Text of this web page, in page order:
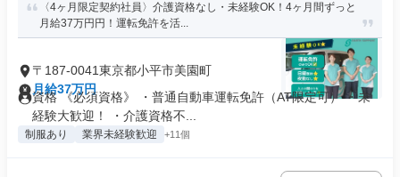
〈4ヶ月限定契約社員〉介護資格なし・未経験OK！4ヶ月間ずっと
月給37万円円！運転免許を活...
〒187-0041東京都小平市美園町
月給37万円
資格 《必須資格》 ・普通自動車運転免許（AT限定可） ・未
経験大歓迎！ ・介護資格不...
制服あり 業界未経験歓迎 +11個